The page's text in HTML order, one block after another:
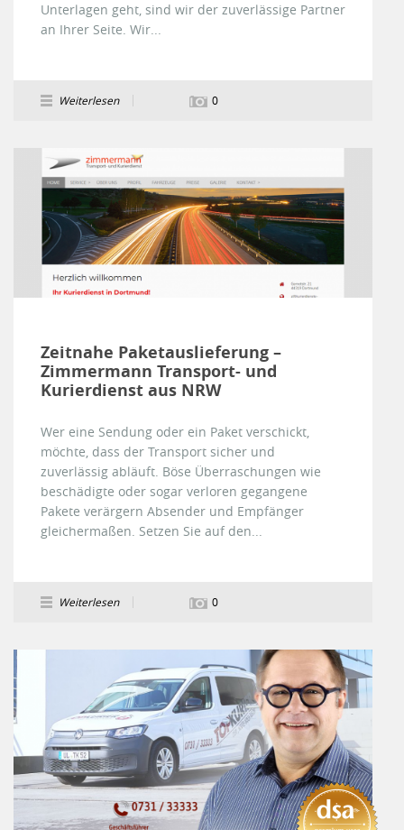
Unterlagen geht, sind wir der zuverlässige Partner
an Ihrer Seite. Wir...
Weiterlesen 0
Zeitnahe Paketauslieferung –
Zimmermann Transport- und
Kurierdienst aus NRW
Wer eine Sendung oder ein Paket verschickt,
möchte, dass der Transport sicher und
zuverlässig abläuft. Böse Überraschungen wie
beschädigte oder sogar verloren gegangene
Pakete verärgern Absender und Empfänger
gleichermaßen. Setzen Sie auf den...
Weiterlesen 0